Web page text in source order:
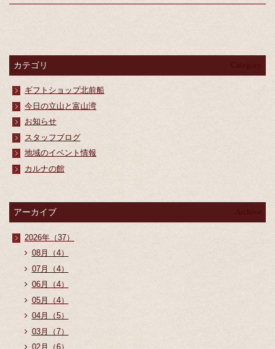
カテゴリ
ギフトショップ北前船
今日の立山と富山湾
お知らせ
スタッフブログ
地域のイベント情報
カルナの館
アーカイブ
2026年（37）
08月（4）
07月（4）
06月（4）
05月（4）
04月（5）
03月（7）
02月（6）